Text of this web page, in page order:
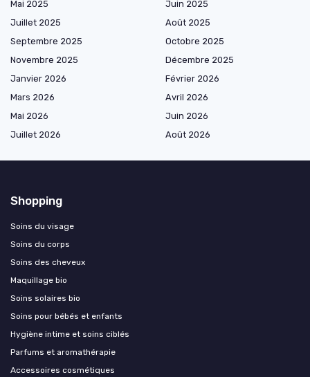
Mai 2025
Juin 2025
Juillet 2025
Août 2025
Septembre 2025
Octobre 2025
Novembre 2025
Décembre 2025
Janvier 2026
Février 2026
Mars 2026
Avril 2026
Mai 2026
Juin 2026
Juillet 2026
Août 2026
Shopping
Soins du visage
Soins du corps
Soins des cheveux
Maquillage bio
Soins solaires bio
Soins pour bébés et enfants
Hygiène intime et soins ciblés
Parfums et aromathérapie
Accessoires cosmétiques